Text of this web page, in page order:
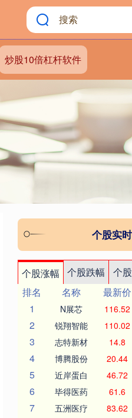
炒股10倍杠杆软件
个股实
个股涨幅 个股跌幅 个
排名
名称 最新价
1
N展芯 116.52
2 锐翔智能 110.02
3 志特新材 14.8
4 博腾股份 20.44
5 近岸蛋白 46.72
6 毕得医药 61.6
7 五洲医疗 83.62